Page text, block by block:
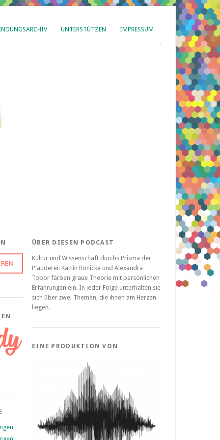
UNTERSTÜTZEN IMPRESSUM
ÜBER DIESEN PODCAST
Kultur und Wissenschaft durchs Prisma der
Plauderei: Katrin Rönicke und Alexandra
Tobor färben graue Theorie mit persönlichen
Erfahrungen ein. In jeder Folge unterhalten sie
sich über zwei Themen, die ihnen am Herzen
liegen.
EINE PRODUKTION VON